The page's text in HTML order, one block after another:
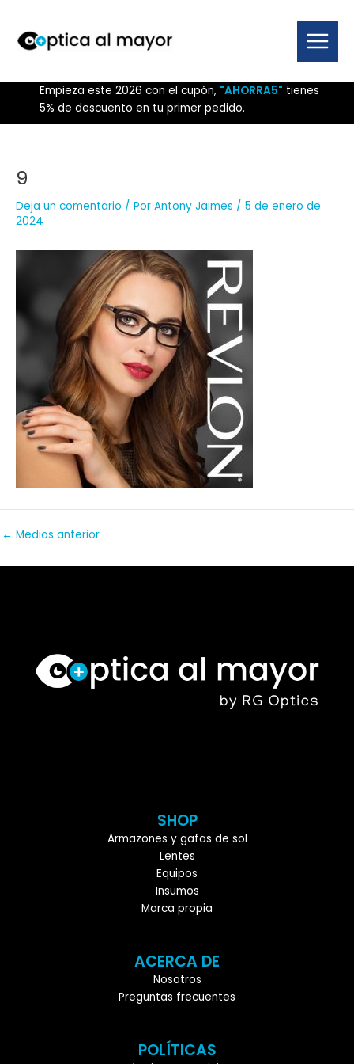
contenido
Main
Menu
Empieza este 2026 con el cupón, "AHORRA5" tienes
5% de descuento en tu primer pedido.
9
Deja un comentario / Por Antony Jaimes / 5 de enero de
2024
← Medios anterior
SHOP
Armazones y gafas de sol
Lentes
Equipos
Insumos
Marca propia
ACERCA DE
Nosotros
Preguntas frecuentes
POLÍTICAS